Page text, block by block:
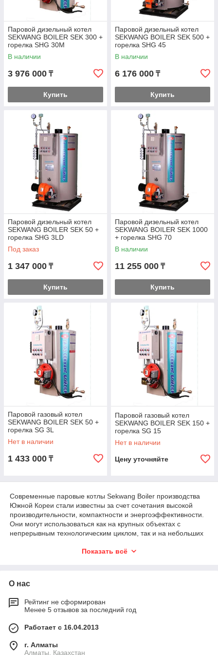
Паровой дизельный котел
SEKWANG BOILER SEK 300 +
горелка SHG 30M
В наличии
3 976 000 ₸
Купить
Паровой дизельный котел
SEKWANG BOILER SEK 500 +
горелка SHG 45
В наличии
6 176 000 ₸
Купить
Паровой дизельный котел
SEKWANG BOILER SEK 50 +
горелка SHG 3LD
Под заказ
1 347 000 ₸
Купить
Паровой дизельный котел
SEKWANG BOILER SEK 1000
+ горелка SHG 70
В наличии
11 255 000 ₸
Купить
Паровой газовый котел
SEKWANG BOILER SEK 50 +
горелка SG 3L
Нет в наличии
1 433 000 ₸
Паровой газовый котел
SEKWANG BOILER SEK 150 +
горелка SG 15
Нет в наличии
Цену уточняйте
Современные паровые котлы Sekwang Boiler производства
Южной Кореи стали известны за счет сочетания высокой
производительности, компактности и энергоэффективности.
Они могут использоваться как на крупных объектах с
непрерывным технологическим циклом, так и на небольших
мощности и по доступной цене купить промышленные
рассчитывать на техническую консультацию специалистов и
сервисное обслуживание оборудования.
Сферы применения и особенности
паровых котлов
Многие производственные процессы не обходятся без
использования промышленных газовых котлов. Наличие
Показать всё
О нас
Рейтинг не сформирован
Менее 5 отзывов за последний год
Работает с 16.04.2013
г. Алматы
Алматы, Казахстан